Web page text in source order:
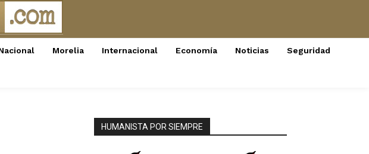
Morelia Internacional Economía Noticias Seguridad
HUMANISTA POR SIEMPRE